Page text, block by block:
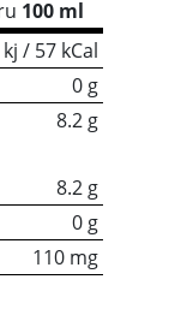
100 ml
/ 57 kCal
0 g
8.2 g
8.2 g
0 g
110 mg